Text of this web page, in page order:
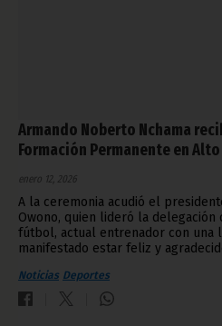
Armando Noberto Nchama
Formación Permanente en
enero 12, 2026
A la ceremonia acudió el
Owono, quien lideró la delegación
fútbol, actual entrenador con una
manifestado estar feliz y
Noticias Deportes